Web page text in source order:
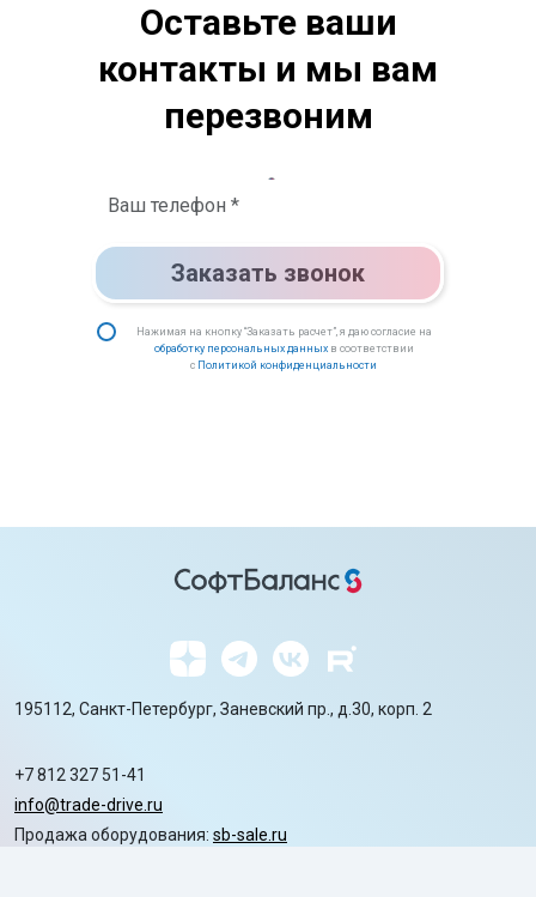
Оставьте ваши
контакты и мы вам
перезвоним
Заказать звонок
Нажимая на кнопку “Заказать расчет”, я даю согласие на
обработку персональных данныхв соответствии
с Политикой конфиденциальности
195112, Санкт-Петербург, Заневский пр., д.30, корп. 2
+7 812 327 51-41
info@trade-drive.ru
Продажа оборудования: sb-sale.ru